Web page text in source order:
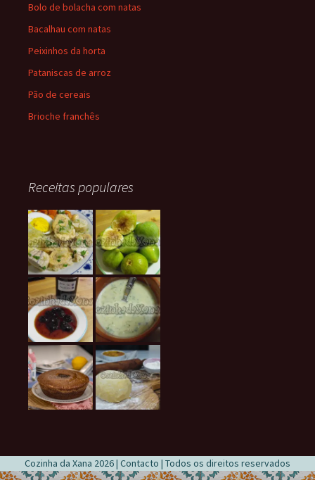
Bolo de bolacha com natas
Bacalhau com natas
Peixinhos da horta
Pataniscas de arroz
Pão de cereais
Brioche franchês
Receitas populares
Cozinha da Xana 2026 | Contacto | Todos os direitos reservados